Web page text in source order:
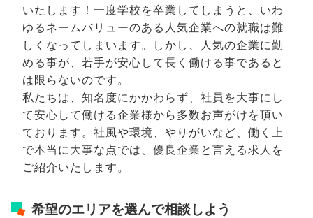
いたします！一度学校を卒業してしまうと、いわ
ゆるネームバリューのある人気企業への就職は難
しくなってしまいます。しかし、人気の企業に勤
める事が、若手が安心して長く働ける事であると
は限らないのです。
私たちは、知名度にかかわらず、社員を大事にし
て安心して働ける企業様から多数お声がけを頂い
ております。社風や環境、やりがいなど、働く上
で本当に大事な点では、優良企業と言える求人を
ご紹介いたします。
希望のエリアを選んで相談しよう